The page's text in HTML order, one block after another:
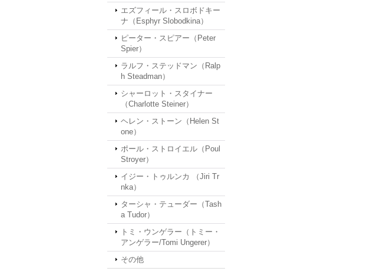
エズフィール・スロボドキー
ナ（Esphyr Slobodkina）
ピーター・スピアー（Peter
Spier）
ラルフ・ステッドマン（Ralp
h Steadman）
シャーロット・スタイナー
（Charlotte Steiner）
ヘレン・ストーン（Helen St
one）
ポール・ストロイエル（Poul
Stroyer）
イジー・トゥルンカ （Jiri Tr
nka）
ターシャ・テューダー（Tash
a Tudor）
トミ・ウンゲラー（トミー・
アンゲラー/Tomi Ungerer）
その他